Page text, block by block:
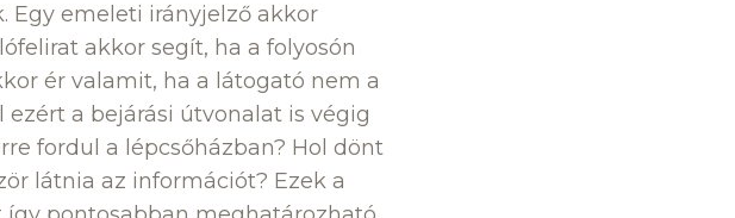
Egy emeleti irányjelző akkor
akkor segít, ha a folyosón
ér valamit, ha a látogató nem a
ezért a bejárási útvonalat is végig
fordul a lépcsőházban? Hol dönt
látnia az információt? Ezek a